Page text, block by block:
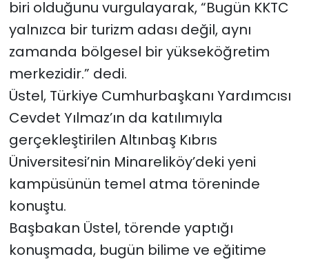
biri olduğunu vurgulayarak, “Bugün KKTC
yalnızca bir turizm adası değil, aynı
zamanda bölgesel bir yükseköğretim
merkezidir.” dedi.
Üstel, Türkiye Cumhurbaşkanı Yardımcısı
Cevdet Yılmaz’ın da katılımıyla
gerçekleştirilen Altınbaş Kıbrıs
Üniversitesi’nin Minareliköy’deki yeni
kampüsünün temel atma töreninde
konuştu.
Başbakan Üstel, törende yaptığı
konuşmada, bugün bilime ve eğitime
Video Galeri
YAŞAM
Yazarlar